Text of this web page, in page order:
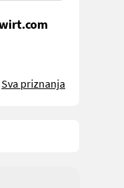
Sva priznanja